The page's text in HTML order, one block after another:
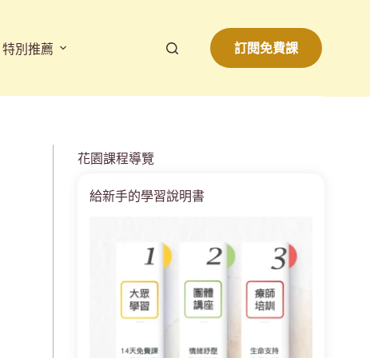
特別推薦 訂閱免費課
花園課程導覽
給新手的學習說明書